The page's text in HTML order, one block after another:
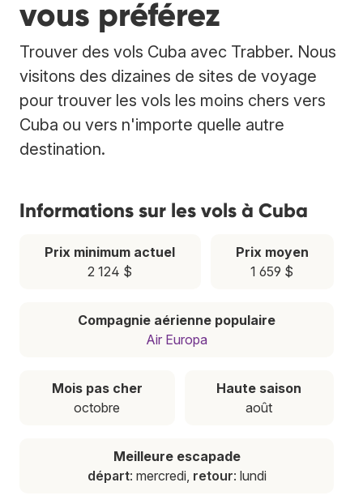
vous préférez
Trouver des vols Cuba avec Trabber. Nous
visitons des dizaines de sites de voyage
pour trouver les vols les moins chers vers
Cuba ou vers n'importe quelle autre
destination.
Informations sur les vols à Cuba
Prix minimum actuel
2 124 $
Prix moyen
1 659 $
Compagnie aérienne populaire
Air Europa
Mois pas cher
octobre
Haute saison
août
Meilleure escapade
départ: mercredi, retour: lundi